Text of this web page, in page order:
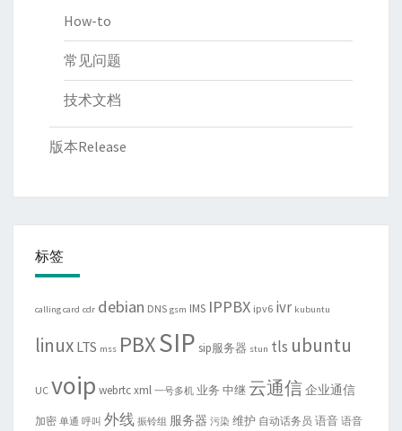
How-to
常见问题
技术文档
版本Release
标签
calling card cdr debian DNS gsm IMS IPPBX ipv6 ivr kubuntu
linux LTS mss PBXSIP sip服务器 stun tls ubuntu
UC voip webrtcxml 一号多机 业务 中继 云通信企业通信
加密 单通 呼叫 外线 振铃组 服务器 污染 维护 自动话务员 语音 语音